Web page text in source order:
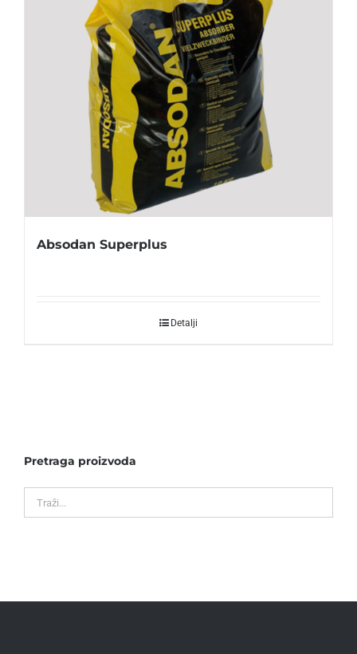
Absodan Superplus
Detalji
Pretraga proizvoda